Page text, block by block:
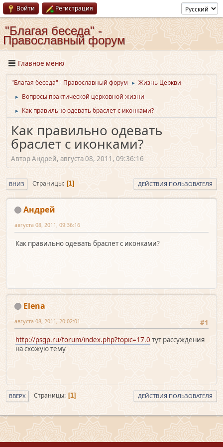
Войти Регистрация
"Благая беседа" -
Православный форум
Главное меню
"Благая беседа" - Православный форум ► Жизнь Церкви
► Вопросы практической церковной жизни
► Как правильно одевать браслет с иконками?
Как правильно одевать
браслет с иконками?
Автор Андрей, августа 08, 2011, 09:36:16
ВНИЗ Страницы 1 ДЕЙСТВИЯ ПОЛЬЗОВАТЕЛЯ
Андрей
августа 08, 2011, 09:36:16
Как правильно одевать браслет с иконками?
Elena
#1
августа 08, 2011, 20:02:01
http://psgp.ru/forum/index.php?topic=17.0 тут рассуждения
на схожую тему
ВВЕРХ Страницы 1 ДЕЙСТВИЯ ПОЛЬЗОВАТЕЛЯ